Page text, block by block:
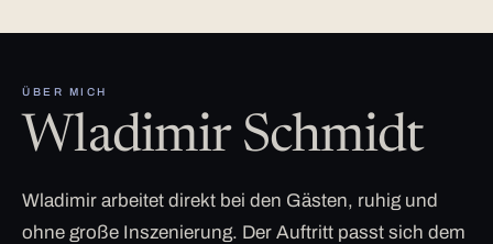
ÜBER MICH
Wladimir Schmidt
Wladimir arbeitet direkt bei den Gästen, ruhig und
ohne große Inszenierung. Der Auftritt passt sich dem